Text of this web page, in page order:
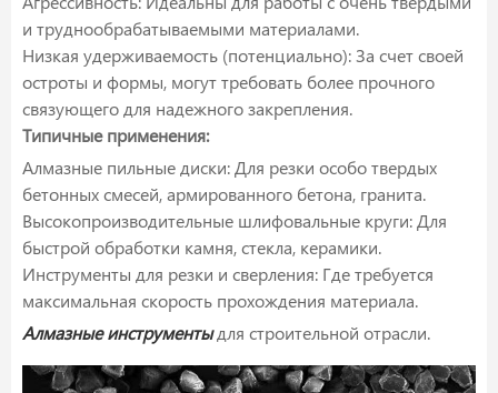
и труднообрабатываемыми материалами.
Низкая удерживаемость (потенциально): За счет своей
остроты и формы, могут требовать более прочного
связующего для надежного закрепления.
Типичные применения:
Алмазные пильные диски: Для резки особо твердых
бетонных смесей, армированного бетона, гранита.
Высокопроизводительные шлифовальные круги: Для
быстрой обработки камня, стекла, керамики.
Инструменты для резки и сверления: Где требуется
максимальная скорость прохождения материала.
Алмазные инструментыдля строительной отрасли.